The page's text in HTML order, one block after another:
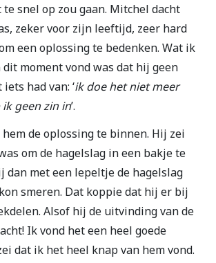
snel op zou gaan. Mitchel dacht
zeker voor zijn leeftijd, zeer hard
een oplossing te bedenken. Wat ik
dit moment vond was dat hij geen
had van: ‘ik doe het niet meer
geen zin in’.
de oplossing te binnen. Hij zei
om de hagelslag in een bakje te
dan met een lepeltje de hagelslag
smeren. Dat koppie dat hij er bij
Alsof hij de uitvinding van de
Ik vond het een heel goede
dat ik het heel knap van hem vond.